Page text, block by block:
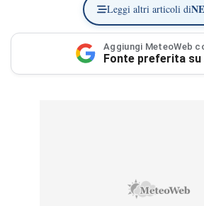
Leggi altri articoli di
Aggiungi MeteoWeb
Fonte preferita su